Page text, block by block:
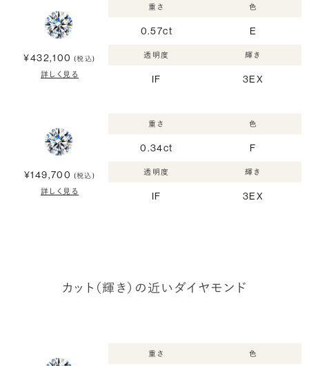
¥432,100 (税込)
詳しく見る
重さ
0.57ct
色
E
透明度
IF
輝き
3EX
¥149,700 (税込)
詳しく見る
重さ
0.34ct
色
F
透明度
IF
輝き
3EX
カット（輝き）の近いダイヤモンド
重さ 色